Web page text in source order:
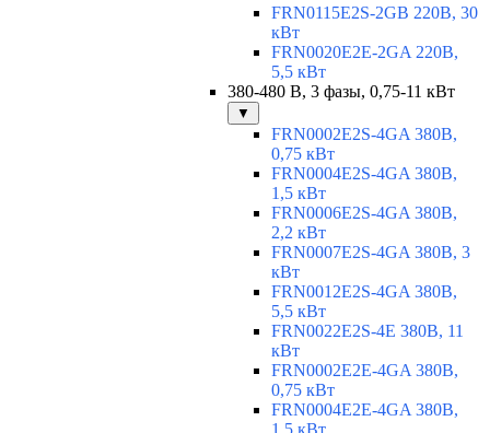
FRN0115E2S-2GB 220В, 30
кВт
FRN0020E2E-2GA 220В,
5,5 кВт
380-480 В, 3 фазы, 0,75-11 кВт
▼
FRN0002E2S-4GA 380В,
0,75 кВт
FRN0004E2S-4GA 380В,
1,5 кВт
FRN0006E2S-4GA 380В,
2,2 кВт
FRN0007E2S-4GA 380В, 3
кВт
FRN0012E2S-4GA 380В,
5,5 кВт
FRN0022E2S-4E 380В, 11
кВт
FRN0002E2E-4GA 380В,
0,75 кВт
FRN0004E2E-4GA 380В,